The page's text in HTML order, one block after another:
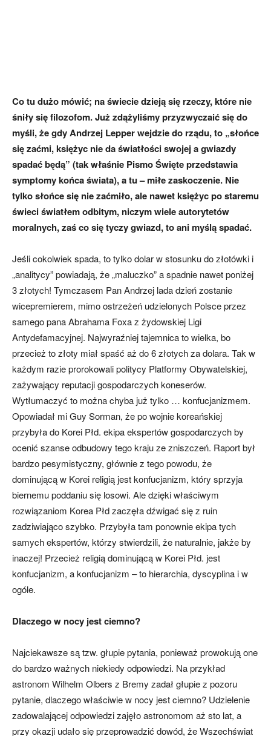
Co tu dużo mówić; na świecie dzieją się rzeczy, które nie
śniły się filozofom. Już zdążyliśmy przyzwyczaić się do
myśli, że gdy Andrzej Lepper wejdzie do rządu, to „słońce
się zaćmi, księżyc nie da światłości swojej a gwiazdy
spadać będą” (tak właśnie Pismo Święte przedstawia
symptomy końca świata), a tu – miłe zaskoczenie. Nie
tylko słońce się nie zaćmiło, ale nawet księżyc po staremu
świeci światłem odbitym, niczym wiele autorytetów
moralnych, zaś co się tyczy gwiazd, to ani myślą spadać.
Jeśli cokolwiek spada, to tylko dolar w stosunku do złotówki i
„analitycy” powiadają, że „maluczko” a spadnie nawet poniżej
3 złotych! Tymczasem Pan Andrzej lada dzień zostanie
wicepremierem, mimo ostrzeżeń udzielonych Polsce przez
samego pana Abrahama Foxa z żydowskiej Ligi
Antydefamacyjnej. Najwyraźniej tajemnica to wielka, bo
przecież to złoty miał spaść aż do 6 złotych za dolara. Tak w
każdym razie prorokowali politycy Platformy Obywatelskiej,
zażywający reputacji gospodarczych koneserów.
Wytłumaczyć to można chyba już tylko … konfucjanizmem.
Opowiadał mi Guy Sorman, że po wojnie koreańskiej
przybyła do Korei Płd. ekipa ekspertów gospodarczych by
ocenić szanse odbudowy tego kraju ze zniszczeń. Raport był
bardzo pesymistyczny, głównie z tego powodu, że
dominującą w Korei religią jest konfucjanizm, który sprzyja
biernemu poddaniu się losowi. Ale dzięki właściwym
rozwiązaniom Korea Płd zaczęła dźwigać się z ruin
zadziwiająco szybko. Przybyła tam ponownie ekipa tych
samych ekspertów, którzy stwierdzili, że naturalnie, jakże by
inaczej! Przecież religią dominującą w Korei Płd. jest
konfucjanizm, a konfucjanizm – to hierarchia, dyscyplina i w
ogóle.
Dlaczego w nocy jest ciemno?
Najciekawsze są tzw. głupie pytania, ponieważ prowokują one
do bardzo ważnych niekiedy odpowiedzi. Na przykład
astronom Wilhelm Olbers z Bremy zadał głupie z pozoru
pytanie, dlaczego właściwie w nocy jest ciemno? Udzielenie
zadowalającej odpowiedzi zajęło astronomom aż sto lat, a
przy okazji udało się przeprowadzić dowód, że Wszechświat